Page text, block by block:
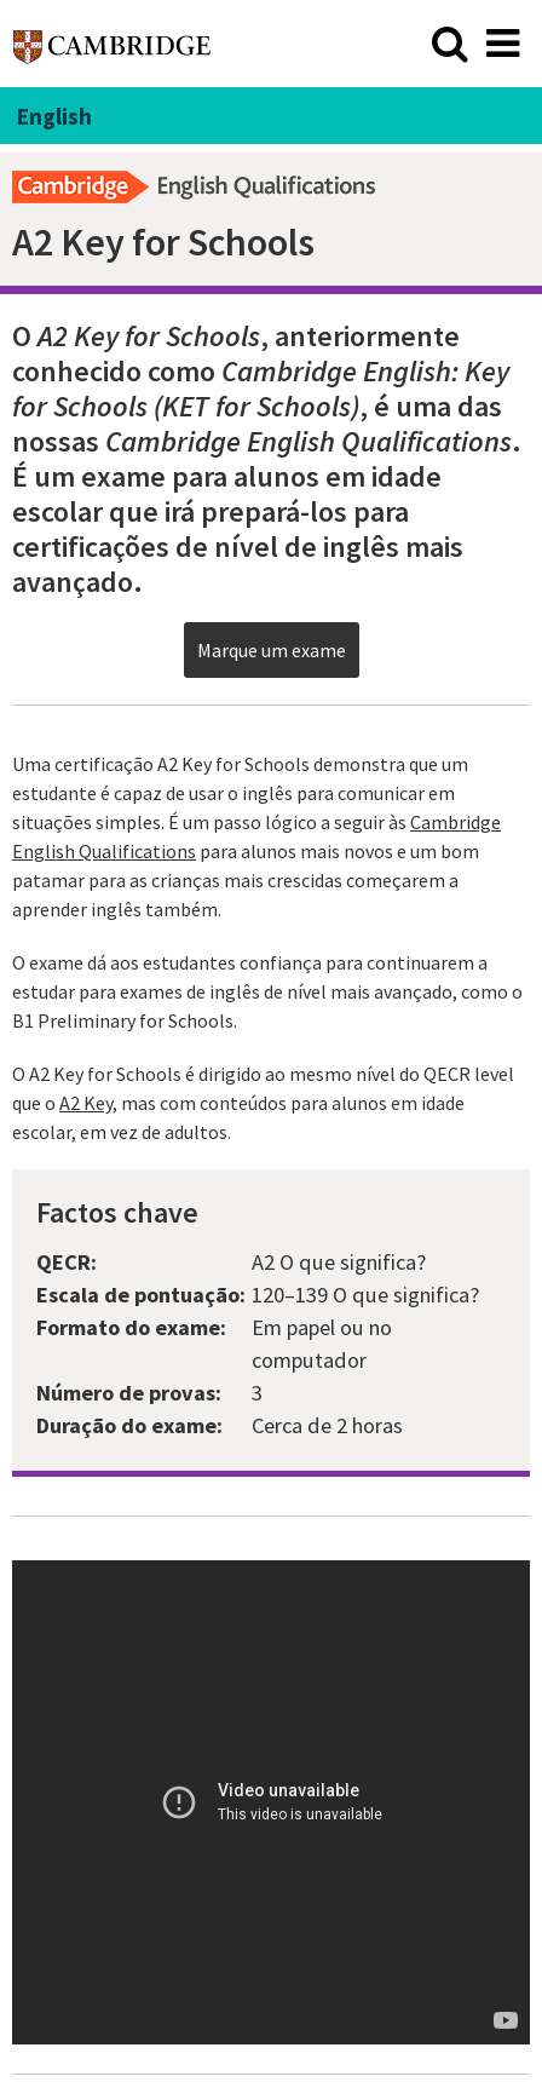
English
A2 Key for Schools
OA2 Key for Schools, anteriormente
conhecido como Cambridge English: Key
for Schools (KET for Schools), é uma das
nossas Cambridge English Qualifications.
É um exame para alunos em idade
escolar que irá prepará-los para
certificações de nível de inglês mais
avançado.
Marque um exame
Uma certificação A2 Key for Schools demonstra que um
estudante é capaz de usar o inglês para comunicar em
situações simples. É um passo lógico a seguir às Cambridge
English Qualifications para alunos mais novos e um bom
patamar para as crianças mais crescidas começarem a
aprender inglês também.
O exame dá aos estudantes confiança para continuarem a
estudar para exames de inglês de nível mais avançado, como o
B1 Preliminary for Schools.
O A2 Key for Schools é dirigido ao mesmo nível do QECR level
que o A2 Key, mas com conteúdos para alunos em idade
escolar, em vez de adultos.
Factos chave
QECR:
A2 O que significa?
Escala de pontuação: 120–139 O que significa?
Formato do exame:
Em papel ou no
computador
Número de provas:
3
Duração do exame:
Cerca de 2 horas